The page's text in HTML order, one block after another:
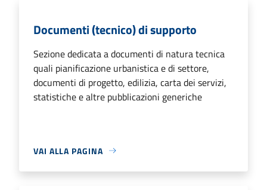
Documenti (tecnico) di supporto
Sezione dedicata a documenti di natura tecnica
quali pianificazione urbanistica e di settore,
documenti di progetto, edilizia, carta dei servizi,
statistiche e altre pubblicazioni generiche
VAI ALLA PAGINA